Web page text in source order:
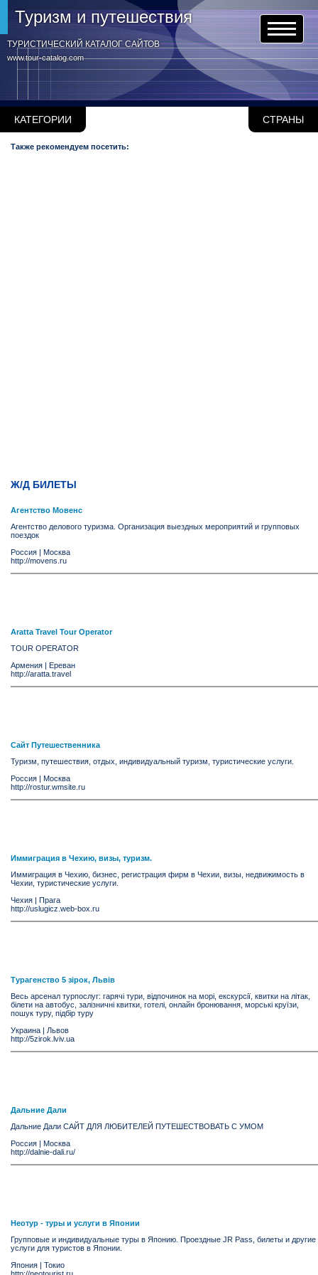
www.tour-catalog.com
Туризм и путешествия
ТУРИСТИЧЕСКИЙ КАТАЛОГ САЙТОВ
КАТЕГОРИИ СТРАНЫ
Также рекомендуем посетить:
Ж/Д БИЛЕТЫ
Агентство Мовенс
Агентство делового туризма. Организация выездных мероприятий и групповых
поездок
Россия | Москва
http://movens.ru
Aratta Travel Tour Operator
TOUR OPERATOR
Армения | Ереван
http://aratta.travel
Сайт Путешественника
Туризм, путешествия, отдых, индивидуальный туризм, туристические услуги.
Россия | Москва
http://rostur.wmsite.ru
Иммиграция в Чехию, визы, туризм.
Иммиграция в Чехию, бизнес, регистрация фирм в Чехии, визы, недвижимость в
Чехии, туристические услуги.
Чехия | Прага
http://uslugicz.web-box.ru
Турагенство 5 зірок, Львів
Весь арсенал турпослуг: гарячі тури, відпочинок на морі, екскурсії, квитки на літак,
білети на автобус, залізничні квитки, готелі, онлайн бронювання, морські круїзи,
пошук туру, підбір туру
Украина | Львов
http://5zirok.lviv.ua
Дальние Дали
Дальние Дали САЙТ ДЛЯ ЛЮБИТЕЛЕЙ ПУТЕШЕСТВОВАТЬ С УМОМ
Россия | Москва
http://dalnie-dali.ru/
Неотур - туры и услуги в Японии
Групповые и индивидуальные туры в Японию. Проездные JR Pass, билеты и другие
услуги для туристов в Японии.
Япония | Токио